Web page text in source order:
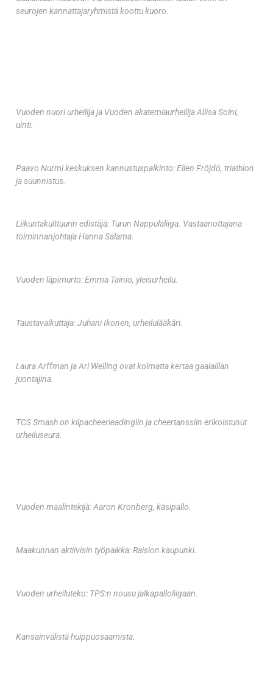
seurojen kannattajaryhmistä koottu kuoro.
Vuoden nuori urheilija ja Vuoden akatemiaurheilija Aliisa Soini,
uinti.
Paavo Nurmi keskuksen kannustuspalkinto: Ellen Fröjdö, triathlon
ja suunnistus.
Liikuntakulttuurin edistäjä: Turun Nappulaliiga. Vastaanottajana
toiminnanjohtaja Hanna Salama.
Vuoden läpimurto: Emma Tainio, yleisurheilu.
Taustavaikuttaja: Juhani Ikonen, urheilulääkäri.
Laura Arffman ja Ari Welling ovat kolmatta kertaa gaalaillan
juontajina.
TCS Smash on kilpacheerleadingiin ja cheertanssiin erikoistunut
urheiluseura.
Vuoden maalintekijä: Aaron Kronberg, käsipallo.
Maakunnan aktiivisin työpaikka: Raision kaupunki.
Vuoden urheiluteko: TPS:n nousu jalkapalloliigaan.
Kansainvälistä huippuosaamista.